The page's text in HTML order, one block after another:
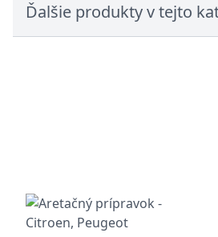
Ďalšie produkty v tejto